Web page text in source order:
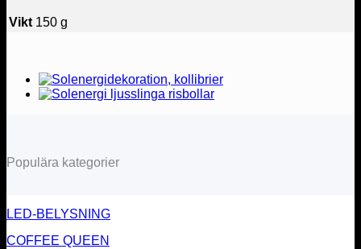
Vikt 150 g
Populära kategorier
LED-BELYSNING
COFFEE QUEEN